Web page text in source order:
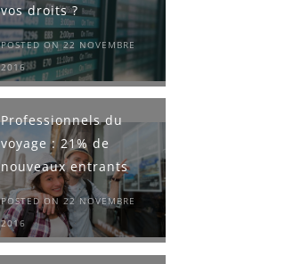
vos droits ?
POSTED ON 22 NOVEMBRE
2016
Professionnels du
voyage : 21% de
nouveaux entrants
POSTED ON 22 NOVEMBRE
2016